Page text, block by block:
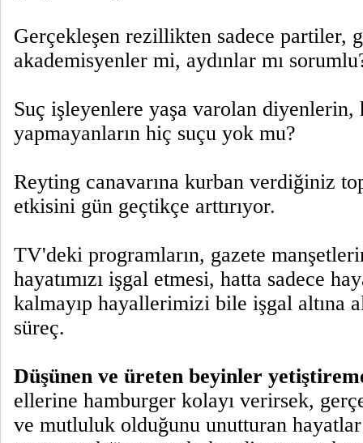
Gerçekleşen rezillikten sadece partiler,
akademisyenler mi, aydınlar mı
Suç işleyenlere yaşa varolan
yapmayanların hiç suçu yok mu?
Reyting canavarına kurban verdiğiniz
etkisini gün geçtikçe arttırıyor.
TV'deki programların, gazete
hayatımızı işgal etmesi, hatta sadece
kalmayıp hayallerimizi bile işgal altına
süreç.
Düşünen ve üreten beyinler
ellerine hamburger kolayı verirsek,
ve mutluluk olduğunu unutturan hayatlar